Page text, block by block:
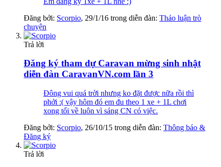
Đăng bởi: Scorpio, 29/1/16 trong diễn đàn: Thảo luận trò
chuyện
Trả lời
Đăng ký tham dự Caravan mừng sinh nhật
diễn đàn CaravanVN.com lần 3
Đông vui quá trời nhưng ko đặt được nữa rồi thì
phởi :( vậy hôm đó em đu theo 1 xe + 1L chơi
xong tối về luôn vì sáng CN có việc.
Đăng bởi: Scorpio, 26/10/15 trong diễn đàn: Thông báo &
Đăng ký
Trả lời